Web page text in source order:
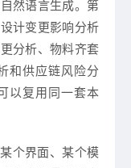
然语言生成。第
计变更影响分析
分析、物料齐套
和供应链风险分
以复用同一套本
个界面、某个模